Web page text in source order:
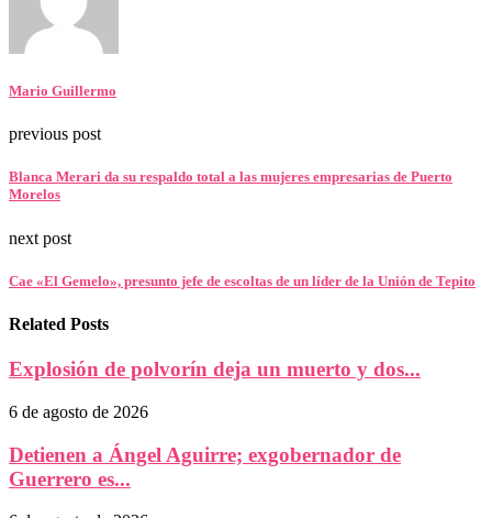
Mario Guillermo
previous post
Blanca Merari da su respaldo total a las mujeres empresarias de Puerto
Morelos
next post
Cae «El Gemelo», presunto jefe de escoltas de un líder de la Unión de Tepito
Related Posts
Explosión de polvorín deja un muerto y dos...
6 de agosto de 2026
Detienen a Ángel Aguirre; exgobernador de
Guerrero es...